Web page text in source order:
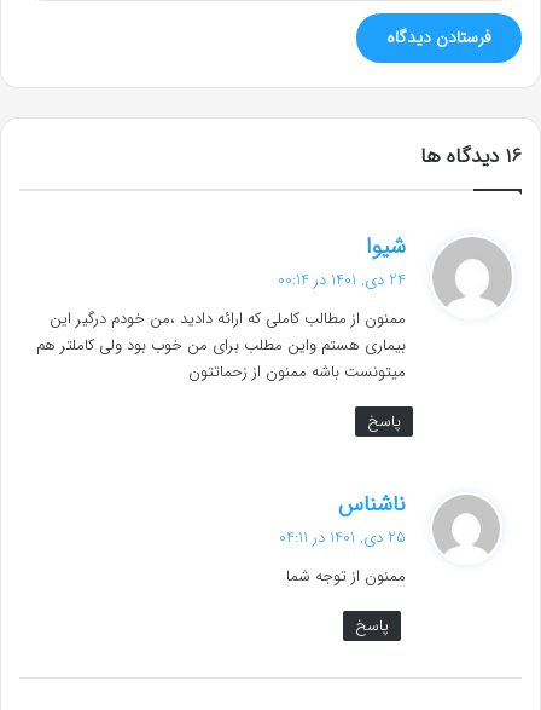
‫16 دیدگاه ها
شیوا
24 دی, 1401 در 00:14
ممنون از مطالب کاملی که ارائه دادید ،من خودم درگیر این
بیماری هستم واین مطلب برای من خوب بود ولی کاملتر هم
میتونست باشه ممنون از زحماتتون
پاسخ
ناشناس
ف
:
25 دی, 1401 در 04:11
ممنون از توجه شما
پاسخ